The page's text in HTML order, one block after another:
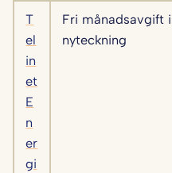
T
el
in
et
E
n
er
gi
Fri månadsavgift
nyteckning